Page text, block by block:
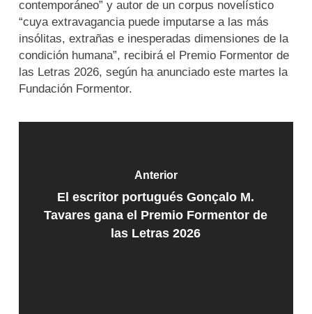
contemporáneo” y autor de un corpus novelístico
“cuya extravagancia puede imputarse a las más
insólitas, extrañas e inesperadas dimensiones de la
condición humana”, recibirá el Premio Formentor de
las Letras 2026, según ha anunciado este martes la
Fundación Formentor.
Anterior
El escritor portugués Gonçalo M.
Tavares gana el Premio Formentor de
las Letras 2026